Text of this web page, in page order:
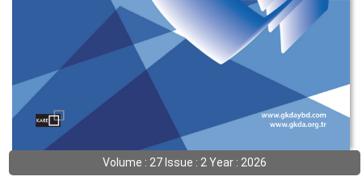
Volume : 27 Issue : 2 Year : 2026